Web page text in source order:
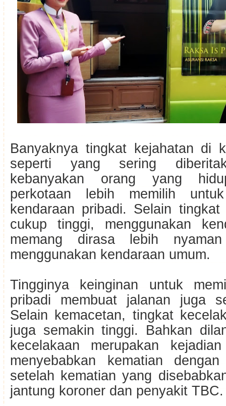
Banyaknya tingkat kejahatan di
seperti yang sering
kebanyakan orang yang
perkotaan lebih memilih untuk
kendaraan pribadi. Selain
cukup tinggi, menggunakan
memang dirasa lebih nyaman
menggunakan kendaraan umum.
Tingginya keinginan untuk
pribadi membuat jalanan juga
Selain kemacetan, tingkat
juga semakin tinggi. Bahkan
kecelakaan merupakan
menyebabkan kematian
setelah kematian yang
jantung koroner dan penyakit TBC.